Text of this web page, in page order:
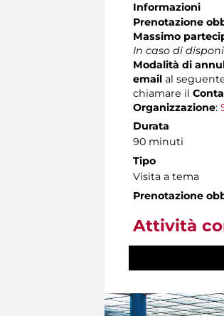
Informazioni
Prenotazione
Massimo
In caso di
Modalità di
email al
chiamare il
Organizzazione:
Durata
90 minuti
Tipo
Visita a tema
Prenotazione
Attività